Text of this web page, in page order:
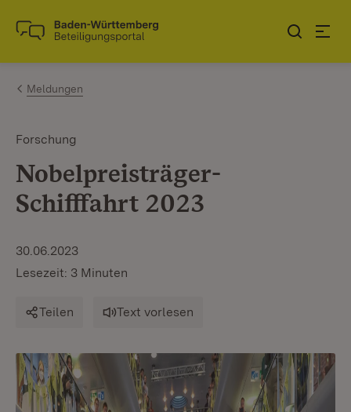
Zum Inhalt springen
Link zur Startseite
Meldungen
Forschung
Nobelpreisträger-
Schifffahrt 2023
30.06.2023
Lesezeit: 3 Minuten
Teilen Text vorlesen